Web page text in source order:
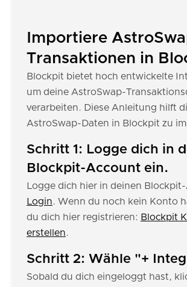
Importiere
Transaktionen in
Blockpit bietet hoch entwickelte
um deine AstroSwap-
verarbeiten. Diese Anleitung hilft
AstroSwap-Daten in Blockpit zu
Schritt 1: Logge dich in
Blockpit-Account ein.
Logge dich hier in deinen
Login. Wenn du noch kein Konto
du dich hier registrieren: Blockpit
erstellen.
Schritt 2: Wähle "+
Sobald du dich eingeloggt hast,